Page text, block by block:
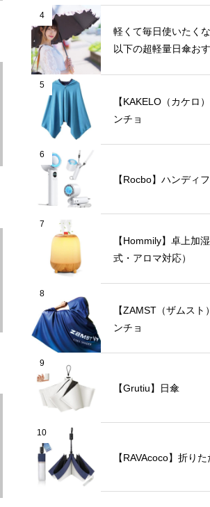
4
軽くて毎日使いたく
以下の超軽量日傘お
5
【KAKELO（カケロ
ンチョ
6
【Rocbo】ハンディ
7
【Hommily】卓上加
式・アロマ対応）
8
【ZAMST（ザムスト
ンチョ
9
【Grutiu】日傘
10
【RAVAcoco】折り